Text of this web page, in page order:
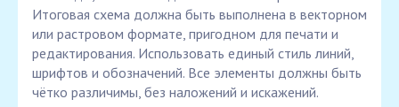
Итоговая схема должна быть выполнена в векторном
или растровом формате, пригодном для печати и
редактирования. Использовать единый стиль линий,
шрифтов и обозначений. Все элементы должны быть
чётко различимы, без наложений и искажений.